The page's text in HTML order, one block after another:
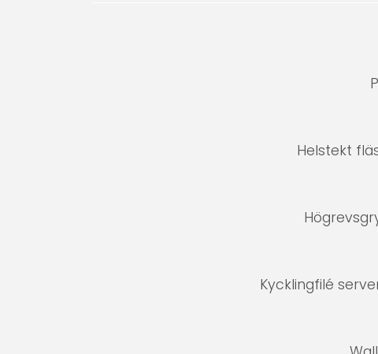
Helstekt
Kycklingfilé